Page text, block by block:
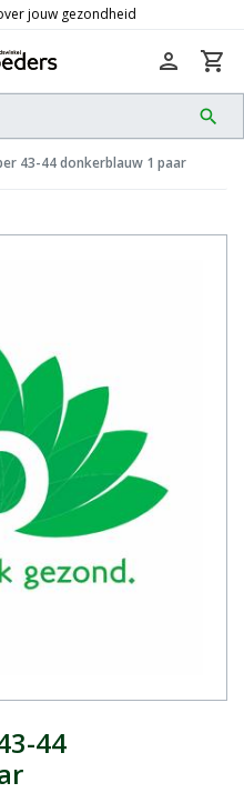
search
person shopping_cart
43-44 donkerblauw 1 paar
44